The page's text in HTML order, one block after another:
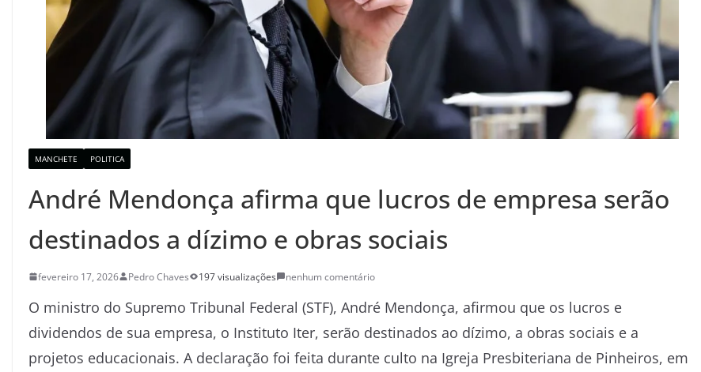
MANCHETE POLITICA
André Mendonça afirma que lucros de empresa serão
destinados a dízimo e obras sociais
fevereiro 17, 2026 Pedro Chaves 197 visualizações nenhum comentário
O ministro do Supremo Tribunal Federal (STF), André Mendonça, afirmou que os lucros e
dividendos de sua empresa, o Instituto Iter, serão destinados ao dízimo, a obras sociais e a
projetos educacionais. A declaração foi feita durante culto na Igreja Presbiteriana de Pinheiros, em